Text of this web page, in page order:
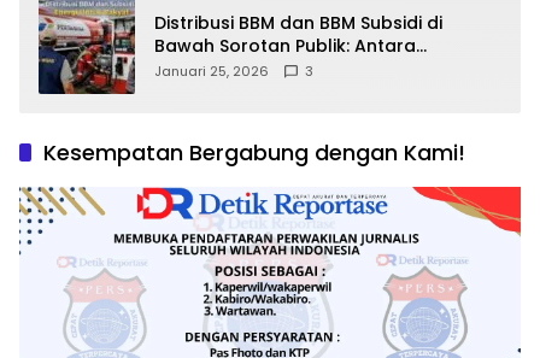
Distribusi BBM dan BBM Subsidi di
Bawah Sorotan Publik: Antara
Kepentingan Negara, Hak Konsumen,
Januari 25, 2026 3
Kesempatan Bergabung dengan Kami!